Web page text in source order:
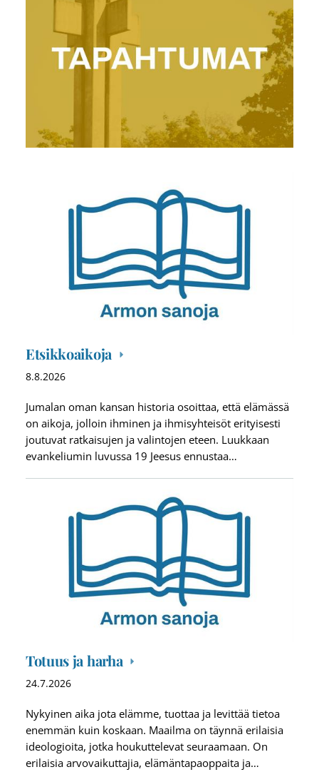
Etsikkoaikoja
8.8.2026
Jumalan oman kansan historia osoittaa, että elämässä
on aikoja, jolloin ihminen ja ihmisyhteisöt erityisesti
joutuvat ratkaisujen ja valintojen eteen. Luukkaan
evankeliumin luvussa 19 Jeesus ennustaa…
Totuus ja harha
24.7.2026
Nykyinen aika jota elämme, tuottaa ja levittää tietoa
enemmän kuin koskaan. Maailma on täynnä erilaisia
ideologioita, jotka houkuttelevat seuraamaan. On
erilaisia arvovaikuttajia, elämäntapaoppaita ja…